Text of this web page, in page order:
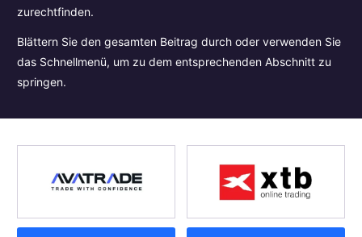
zurechtfinden.
Blättern Sie den gesamten Beitrag durch oder verwenden Sie
das Schnellmenü, um zu dem entsprechenden Abschnitt zu
springen.